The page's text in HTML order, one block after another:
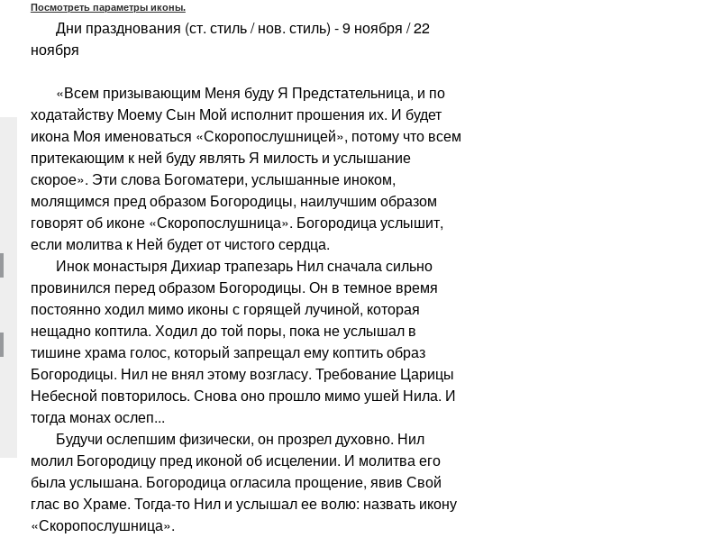
Посмотреть параметры иконы.
Дни празднования (ст. стиль / нов. стиль) - 9 ноября / 22
ноября
«Всем призывающим Меня буду Я Предстательница, и по
ходатайству Моему Сын Мой исполнит прошения их. И будет
икона Моя именоваться «Скоропослушницей», потому что всем
притекающим к ней буду являть Я милость и услышание
скорое». Эти слова Богоматери, услышанные иноком,
молящимся пред образом Богородицы, наилучшим образом
говорят об иконе «Скоропослушница». Богородица услышит,
если молитва к Ней будет от чистого сердца.
Инок монастыря Дихиар трапезарь Нил сначала сильно
провинился перед образом Богородицы. Он в темное время
постоянно ходил мимо иконы с горящей лучиной, которая
нещадно коптила. Ходил до той поры, пока не услышал в
тишине храма голос, который запрещал ему коптить образ
Богородицы. Нил не внял этому возгласу. Требование Царицы
Небесной повторилось. Снова оно прошло мимо ушей Нила. И
тогда монах ослеп...
Будучи ослепшим физически, он прозрел духовно. Нил
молил Богородицу пред иконой об исцелении. И молитва его
была услышана. Богородица огласила прощение, явив Свой
глас во Храме. Тогда-то Нил и услышал ее волю: назвать икону
«Скоропослушница».